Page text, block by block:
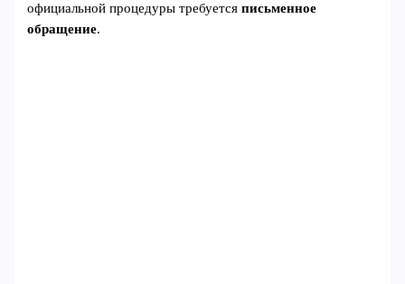
официальной процедуры требуетсяписьменное
обращение.